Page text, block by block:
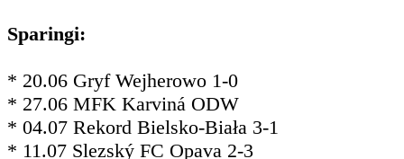
Sparingi:
* 20.06 Gryf Wejherowo 1-0
* 27.06 MFK Karviná ODW
* 04.07 Rekord Bielsko-Biała 3-1
* 11.07 Slezský FC Opava 2-3